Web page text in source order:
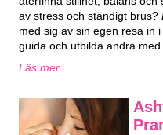
av stress och ständigt brus?
med sig av sin egen resa in
guida och utbilda andra
Läs mer ...